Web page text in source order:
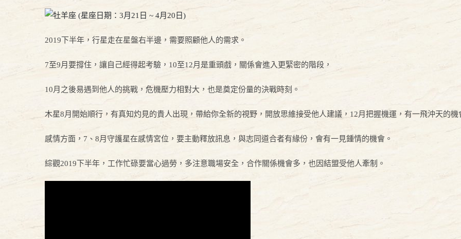
2019下半年，行星走在星盤右半邊，需要照顧他人的需求。
7至9月要撐住，讓自己經得起考驗，10至12月是重頭戲，關係會進入更緊密的階段，
10月之後易遇到他人的挑戰，危機壓力相對大，也是奠定份量的決戰時刻。
木星8月開始順行，有真知灼見的貴人出現，帶給你全新的視野，開放思維接受他人建議，12月把握機運，有一飛沖天的機
感情方面，7、8月守護星在感情宮位，要主動釋放訊息，與志同道合者有緣份，會有一見鍾情的機會。
綜觀2019下半年，工作忙碌要當心過勞，多注意職場安全，合作關係機會多，也因結盟受他人牽制。